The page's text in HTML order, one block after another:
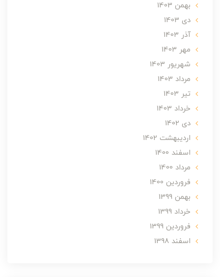
بهمن 1403
دی 1403
آذر 1403
مهر 1403
شهریور 1403
مرداد 1403
تير 1403
خرداد 1403
دی 1402
ارديبهشت 1402
اسفند 1400
مرداد 1400
فروردین 1400
بهمن 1399
خرداد 1399
فروردین 1399
اسفند 1398